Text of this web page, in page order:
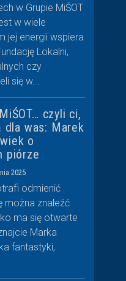
w Grupie MiŚOT
w wiele
jej energii wspiera
Lokalni,
czy
się w...
czyli ci,
dla was: Marek
o
piórze
2025
odmienić
można znaleźć
ma się otwarte
Marka
fantastyki,